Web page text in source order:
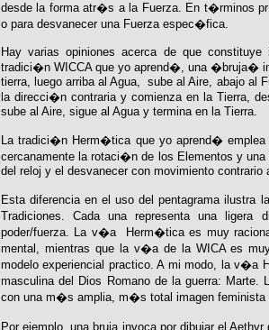
desde la forma atr�s a la Fuerza. En t�rminos
o para desvanecer una Fuerza espec�fica.
Hay varias opiniones acerca de que
tradici�n WICCA que yo aprend�, una �bruja�
tierra, luego arriba al Agua, sube al Aire, abajo al
la direcci�n contraria y comienza en la Tierra,
sube al Aire, sigue al Agua y termina en la Tierra.
La tradici�n Herm�tica que yo aprend� emplea
cercanamente la rotaci�n de los Elementos y
del reloj y el desvanecer con movimiento
Esta diferencia en el uso del pentagrama
Tradiciones. Cada una representa una ligera
poder/fuerza. La v�a Herm�tica es muy
mental, mientras que la v�a de la WICA es
modelo experiencial practico. A mi modo, la v�a
masculina del Dios Romano de la guerra:
con una m�s amplia, m�s total imagen feminista
Por ejemplo, una bruja invoca por dibujar el